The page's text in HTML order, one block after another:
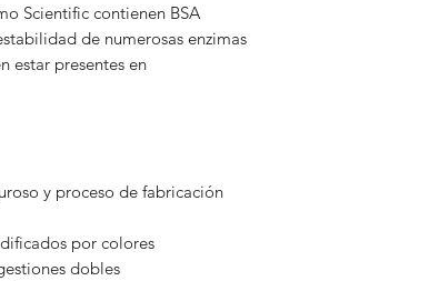
Scientific contienen BSA
de numerosas enzimas
estar presentes en
y proceso de fabricación
por colores
dobles